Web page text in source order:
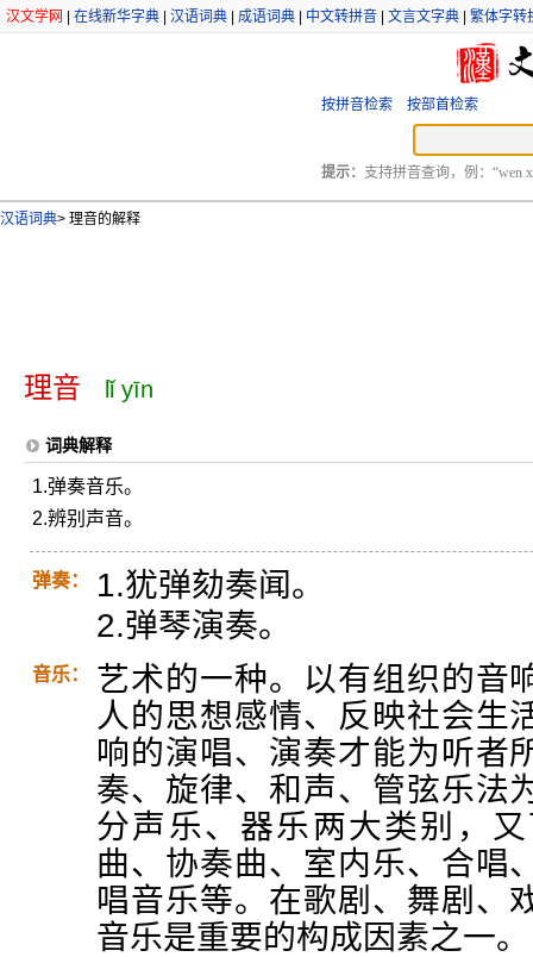
汉文学网 在线新华字典 汉语词典 成语词典 中文转拼音 文言文字典 繁体字转
按拼音检索 按部首检索
提示： 支持拼音查询，例：“wen
汉语词典> 理音的解释
理音 lǐ yīn
词典解释
1.弹奏音乐。
2.辨别声音。
弹奏：
1.犹弹劾奏闻。
2.弹琴演奏。
音乐：
艺术的一种。以有组织的音
人的思想感情、反映社会生
响的演唱、演奏才能为听者
奏、旋律、和声、管弦乐法
分声乐、器乐两大类别，
曲、协奏曲、室内乐、合唱
唱音乐等。在歌剧、舞剧、
音乐是重要的构成因素之一。